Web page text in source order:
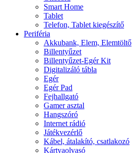
Smart Home
Tablet
Telefon, Tablet kiegészítő
Periféria
Akkubank, Elem, Elemtöltő
Billentyűzet
Billentyűzet-Egér Kit
Digitalizáló tábla
Egér
Egér Pad
Fejhallgató
Gamer asztal
Hangszóró
Internet rádió
Játékvezérlő
Kábel, átalakító, csatlakozó
Kártyaolvasó